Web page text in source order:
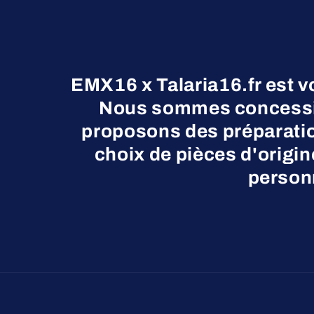
EMX16 x Talaria16.fr est
Nous sommes
proposons des
choix de pièces